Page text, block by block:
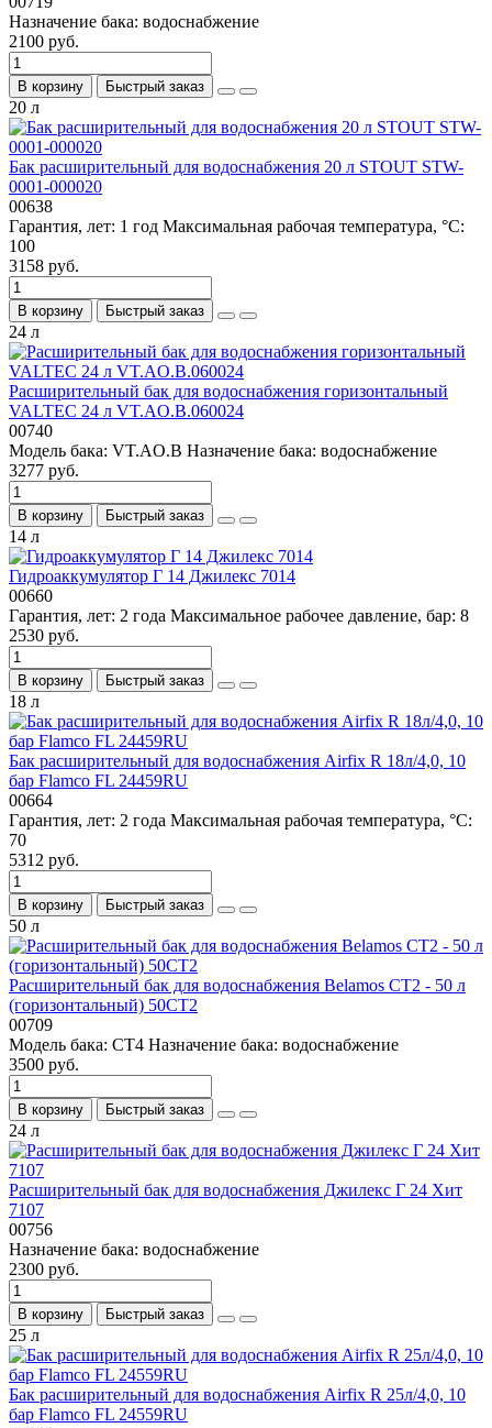
Назначение бака: водоснабжение
2100 руб.
В корзину Быстрый заказ
20 л
Бак расширительный для водоснабжения 20 л STOUT STW-
0001-000020
00638
Гарантия, лет: 1 год Максимальная рабочая температура, °С:
100
3158 руб.
В корзину Быстрый заказ
24 л
Расширительный бак для водоснабжения горизонтальный
VALTEC 24 л VT.AO.B.060024
00740
Модель бака: VT.AO.B Назначение бака: водоснабжение
3277 руб.
В корзину Быстрый заказ
14 л
Гидроаккумулятор Г 14 Джилекс 7014
00660
Гарантия, лет: 2 года Максимальное рабочее давление, бар: 8
2530 руб.
В корзину Быстрый заказ
18 л
Бак расширительный для водоснабжения Airfix R 18л/4,0, 10
бар Flamco FL 24459RU
00664
Гарантия, лет: 2 года Максимальная рабочая температура, °С:
70
5312 руб.
В корзину Быстрый заказ
50 л
Расширительный бак для водоснабжения Belamos СT2 - 50 л
(горизонтальный) 50CT2
00709
Модель бака: СT4 Назначение бака: водоснабжение
3500 руб.
В корзину Быстрый заказ
24 л
Расширительный бак для водоснабжения Джилекс Г 24 Хит
7107
00756
Назначение бака: водоснабжение
2300 руб.
В корзину Быстрый заказ
25 л
Бак расширительный для водоснабжения Airfix R 25л/4,0, 10
бар Flamco FL 24559RU